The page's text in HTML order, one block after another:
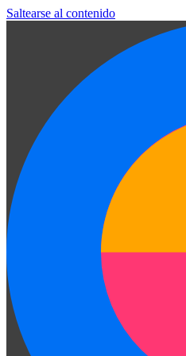
Saltearse al contenido